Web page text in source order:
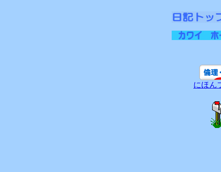
にほん